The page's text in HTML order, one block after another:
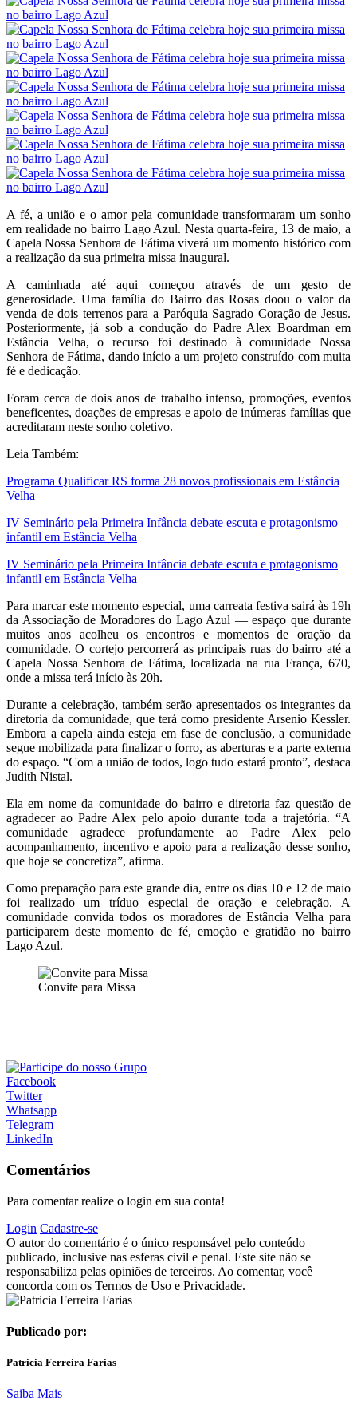
A fé, a união e o amor pela comunidade transformaram um sonho
em realidade no bairro Lago Azul. Nesta quarta-feira, 13 de maio, a
Capela Nossa Senhora de Fátima viverá um momento histórico com
a realização da sua primeira missa inaugural.
A caminhada até aqui começou através de um gesto de
generosidade. Uma família do Bairro das Rosas doou o valor da
venda de dois terrenos para a Paróquia Sagrado Coração de Jesus.
Posteriormente, já sob a condução do Padre Alex Boardman em
Estância Velha, o recurso foi destinado à comunidade Nossa
Senhora de Fátima, dando início a um projeto construído com muita
fé e dedicação.
Foram cerca de dois anos de trabalho intenso, promoções, eventos
beneficentes, doações de empresas e apoio de inúmeras famílias que
acreditaram neste sonho coletivo.
Leia Também:
Programa Qualificar RS forma 28 novos profissionais em Estância
Velha
IV Seminário pela Primeira Infância debate escuta e protagonismo
infantil em Estância Velha
IV Seminário pela Primeira Infância debate escuta e protagonismo
infantil em Estância Velha
Para marcar este momento especial, uma carreata festiva sairá às 19h
da Associação de Moradores do Lago Azul — espaço que durante
muitos anos acolheu os encontros e momentos de oração da
comunidade. O cortejo percorrerá as principais ruas do bairro até a
Capela Nossa Senhora de Fátima, localizada na rua França, 670,
onde a missa terá início às 20h.
Durante a celebração, também serão apresentados os integrantes da
diretoria da comunidade, que terá como presidente Arsenio Kessler.
Embora a capela ainda esteja em fase de conclusão, a comunidade
segue mobilizada para finalizar o forro, as aberturas e a parte externa
do espaço. “Com a união de todos, logo tudo estará pronto”, destaca
Judith Nistal.
Ela em nome da comunidade do bairro e diretoria faz questão de
agradecer ao Padre Alex pelo apoio durante toda a trajetória. “A
comunidade agradece profundamente ao Padre Alex pelo
acompanhamento, incentivo e apoio para a realização desse sonho,
que hoje se concretiza”, afirma.
Como preparação para este grande dia, entre os dias 10 e 12 de maio
foi realizado um tríduo especial de oração e celebração. A
comunidade convida todos os moradores de Estância Velha para
participarem deste momento de fé, emoção e gratidão no bairro
Lago Azul.
Convite para Missa
Facebook
Twitter
Whatsapp
Telegram
LinkedIn
Comentários
Para comentar realize o login em sua conta!
Login Cadastre-se
O autor do comentário é o único responsável pelo conteúdo
publicado, inclusive nas esferas civil e penal. Este site não se
responsabiliza pelas opiniões de terceiros. Ao comentar, você
concorda com os Termos de Uso e Privacidade.
Publicado por:
Patricia Ferreira Farias
Saiba Mais